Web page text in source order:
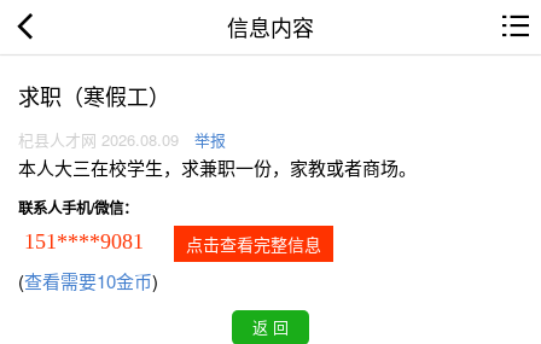
信息内容
求职（寒假工）
杞县人才网 2026.08.09 举报
本人大三在校学生，求兼职一份，家教或者商场。
联系人手机/微信：
151****9081 点击查看完整信息
(查看需要10金币)